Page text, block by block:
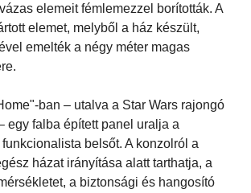
elemeit fémlemezzel borították. A
elemet, melyből a ház készült,
emelték a négy méter magas
ban – utalva a Star Wars rajongó
egy falba épített panel uralja a
belsőt. A konzolról a
házat irányítása alatt tarthatja, a
a biztonsági és hangosító